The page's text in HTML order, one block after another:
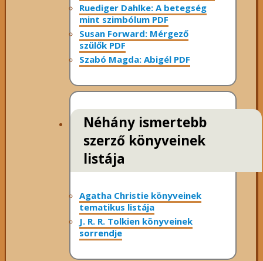
Ruediger Dahlke: A betegség
mint szimbólum PDF
Susan Forward: Mérgező
szülők PDF
Szabó Magda: Abigél PDF
Néhány ismertebb
szerző könyveinek
listája
Agatha Christie könyveinek
tematikus listája
J. R. R. Tolkien könyveinek
sorrendje